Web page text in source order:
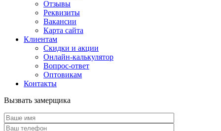
Отзывы
Реквизиты
Вакансии
Карта сайта
Клиентам
Скидки и акции
Онлайн-калькулятор
Вопрос-ответ
Оптовикам
Контакты
Вызвать замерщика